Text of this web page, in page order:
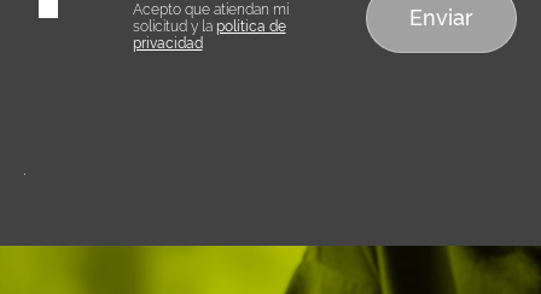
Acepto queAcepto que atiendan mi
solicitud y la política de
privacidad